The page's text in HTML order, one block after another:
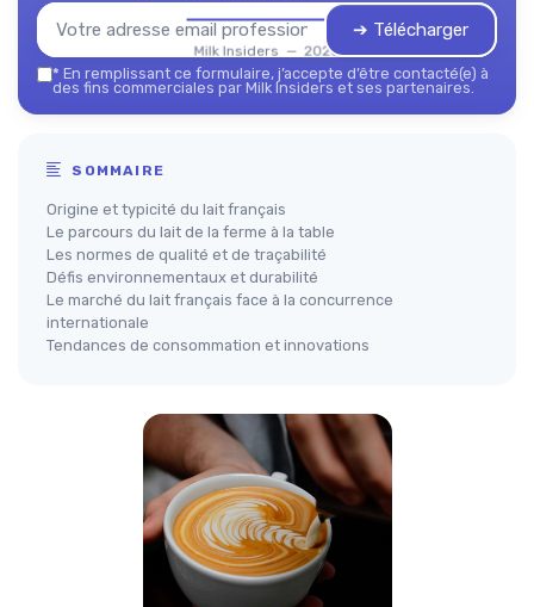
Milk Insiders — 2026
➔ Télécharger
* En remplissant ce formulaire, j’accepte d’être contacté(e) à
des fins commerciales par Milk Insiders et ses partenaires.
SOMMAIRE
Origine et typicité du lait français
Le parcours du lait de la ferme à la table
Les normes de qualité et de traçabilité
Défis environnementaux et durabilité
Le marché du lait français face à la concurrence
internationale
Tendances de consommation et innovations